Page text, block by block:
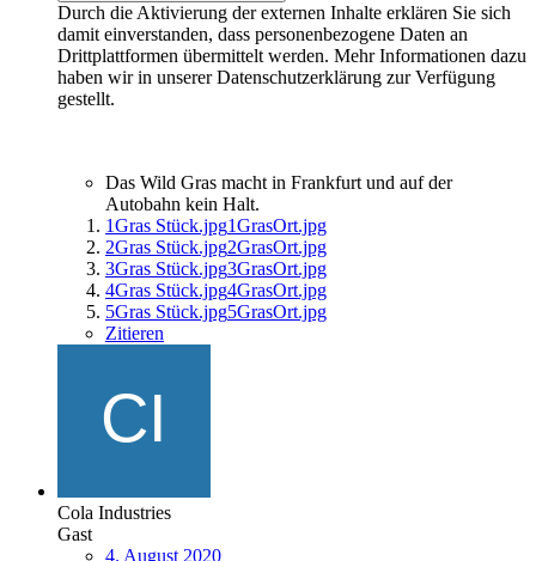
Durch die Aktivierung der externen Inhalte erklären Sie sich
damit einverstanden, dass personenbezogene Daten an
Drittplattformen übermittelt werden. Mehr Informationen dazu
haben wir in unserer Datenschutzerklärung zur Verfügung
gestellt.
Das Wild Gras macht in Frankfurt und auf der
Autobahn kein Halt.
1Gras Stück.jpg1GrasOrt.jpg
2Gras Stück.jpg2GrasOrt.jpg
3Gras Stück.jpg3GrasOrt.jpg
4Gras Stück.jpg4GrasOrt.jpg
5Gras Stück.jpg5GrasOrt.jpg
Zitieren
Cola Industries
Gast
4. August 2020